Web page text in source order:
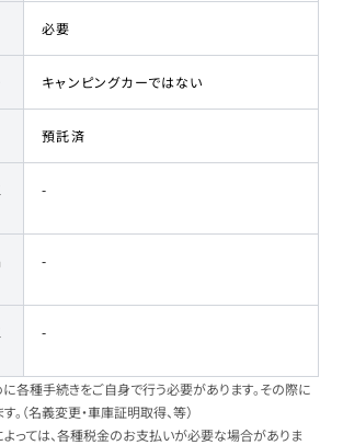
必要
キャンピングカーではない
預託済
-
-
-
各種手続きをご自身で行う必要があります。その際に
。（名義変更・車庫証明取得、等）
っては、各種税金のお支払いが必要な場合がありま